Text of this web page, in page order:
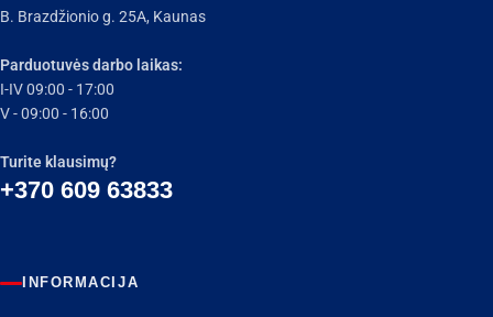
B. Brazdžionio g. 25A, Kaunas
Parduotuvės darbo laikas:
I-IV 09:00 - 17:00
V - 09:00 - 16:00
Turite klausimų?
+370 609 63833
INFORMACIJA